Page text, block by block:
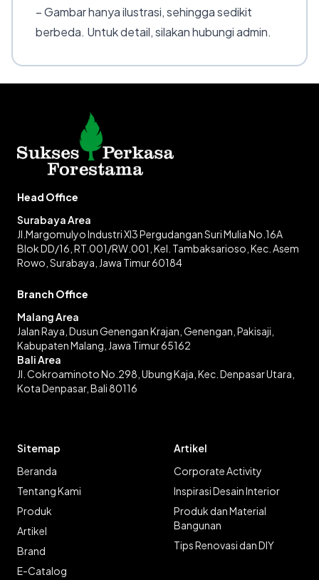
– Gambar hanya ilustrasi, sehingga sedikit
berbeda. Untuk detail, silakan hubungi admin.
Head Office
Surabaya Area
Jl.Margomulyo Industri XI3 Pergudangan Suri Mulia No.16A
Blok DD/16, RT.001/RW.001, Kel. Tambaksarioso, Kec. Asem
Rowo, Surabaya, Jawa Timur 60184
Branch Office
Malang Area
Jalan Raya, Dusun Genengan Krajan, Genengan, Pakisaji,
Kabupaten Malang, Jawa Timur 65162
Bali Area
Jl. Cokroaminoto No.298, Ubung Kaja, Kec. Denpasar Utara,
Kota Denpasar, Bali 80116
Sitemap
Beranda
Tentang Kami
Produk
Artikel
Brand
E-Catalog
Artikel
Corporate Activity
Inspirasi Desain Interior
Produk dan Material
Bangunan
Tips Renovasi dan DIY